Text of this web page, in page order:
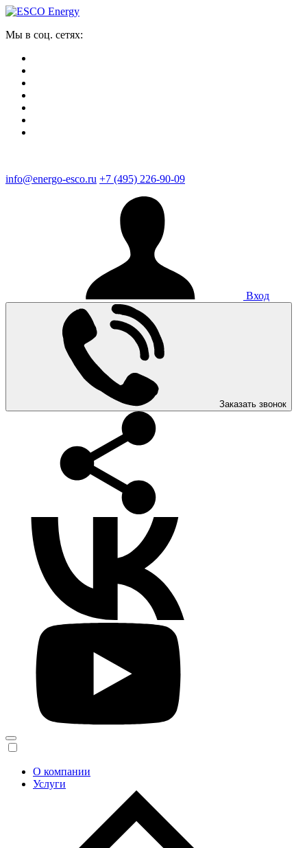
Мы в соц. сетях:
info@energo-esco.ru +7 (495) 226-90-09
Вход
Заказать звонок
О компании
Услуги